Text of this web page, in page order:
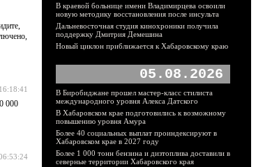
000
В краевой больнице имени Владимирцева освоили
новую методику восстановления после инсульта
Дальневосточная студия кинохроники получила
поддержку Дмитрия Демешина
Новый циклон приближается к Хабаровскому краю
05.08.2026
В Биробиджане прошел мастер-класс стилиста
международного уровня Алекса Датского
В Хабаровском крае подготовились к возможному
повышению уровня Амура
Более 40 социальных выплат проиндексируют в
Хабаровском крае в 2027 году
Более 1 000 тонн бензина и дизтоплива доставили в
северные территории Хабаровского края